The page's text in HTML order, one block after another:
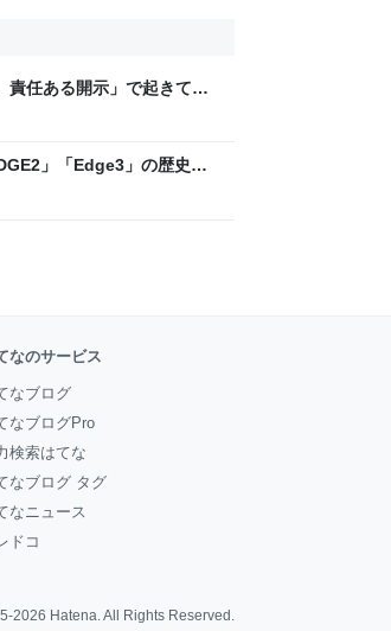
任ある開示」で起きてい
」「Edge3」の歴史に
なのサービス
なブログ
なブログPro
検索はてな
なブログ タグ
なニュース
ドコ
2026 Hatena . All Rights Reserved.